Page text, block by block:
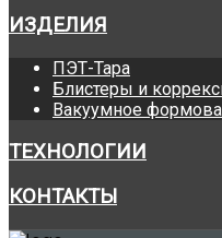
ИЗДЕЛИЯ
ПЭТ-Тара
Блистеры и
Вакуумное
ТЕХНОЛОГИИ
КОНТАКТЫ